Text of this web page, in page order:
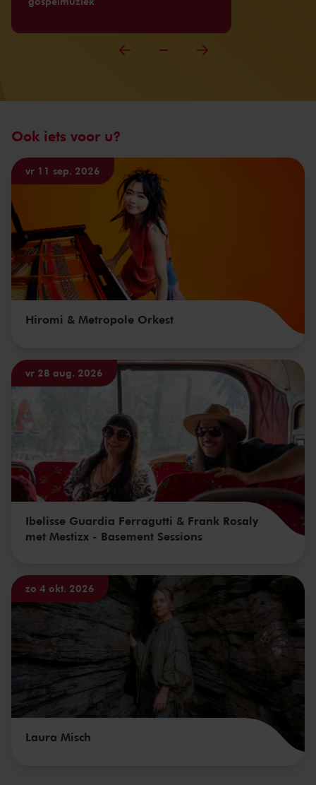
Ook iets voor u?
vr 11 sep. 2026
Hiromi & Metropole Orkest
vr 28 aug. 2026
Ibelisse Guardia Ferragutti & Frank Rosaly
met Mestizx - Basement Sessions
zo 4 okt. 2026
Laura Misch